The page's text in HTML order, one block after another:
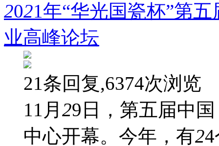
2021年“华光国瓷杯”第
业高峰论坛
21条回复,6374次浏览
11月 29日，第五届中
中心开幕。今年，有2